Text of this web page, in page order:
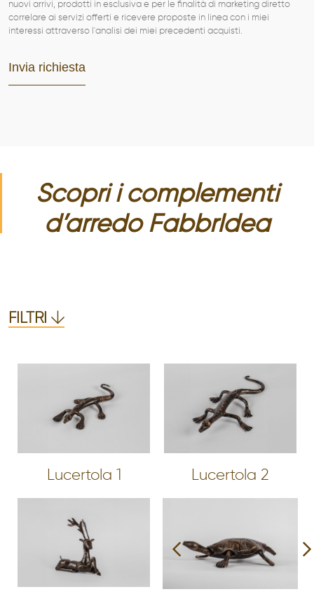
nuovi arrivi, prodotti in esclusiva e per le finalità di marketing diretto
correlare ai servizi offerti e ricevere proposte in linea con i miei
interessi attraverso l'analisi dei miei precedenti acquisti.
Scopri i complementi
d’arredo FabbrIdea
FILTRI
Lucertola 1 Lucertola 2